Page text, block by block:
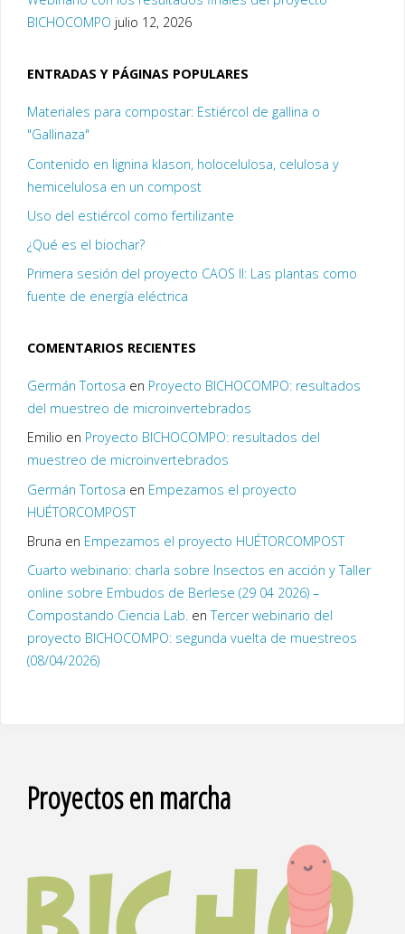
BICHOCOMPO julio 12, 2026
ENTRADAS Y PÁGINAS POPULARES
Materiales para compostar: Estiércol de gallina o
"Gallinaza"
Contenido en lignina klason, holocelulosa, celulosa y
hemicelulosa en un compost
Uso del estiércol como fertilizante
¿Qué es el biochar?
Primera sesión del proyecto CAOS II: Las plantas como
fuente de energía eléctrica
COMENTARIOS RECIENTES
Germán Tortosa en Proyecto BICHOCOMPO: resultados
del muestreo de microinvertebrados
Emilio en Proyecto BICHOCOMPO: resultados del
muestreo de microinvertebrados
Germán Tortosa en Empezamos el proyecto
HUÉTORCOMPOST
Bruna en Empezamos el proyecto HUÉTORCOMPOST
Cuarto webinario: charla sobre Insectos en acción y Taller
online sobre Embudos de Berlese (29 04 2026) –
Compostando Ciencia Lab.enTercer webinario del
proyecto BICHOCOMPO: segunda vuelta de muestreos
(08/04/2026)
Proyectos en marcha